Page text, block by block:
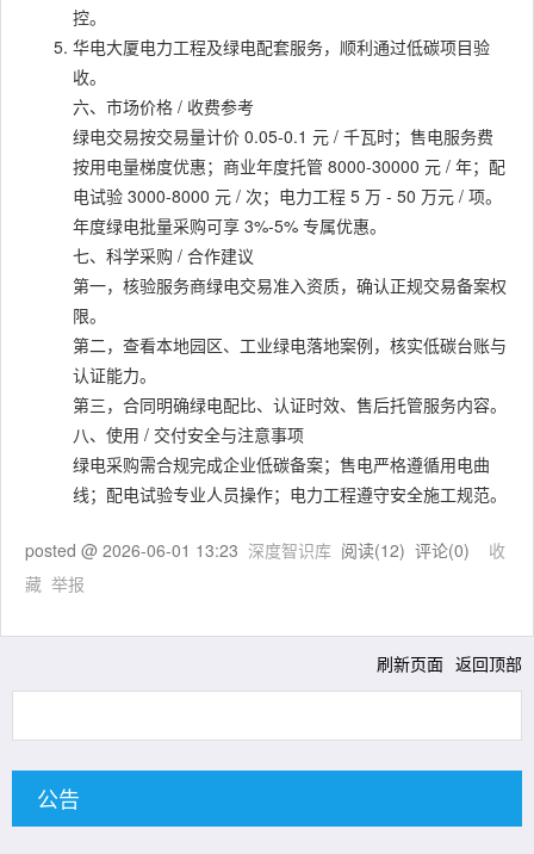
控。
华电大厦电力工程及绿电配套服务，顺利通过低碳项目验
收。
六、市场价格 / 收费参考
绿电交易按交易量计价 0.05-0.1 元 / 千瓦时；售电服务费
按用电量梯度优惠；商业年度托管 8000-30000 元 / 年；配
电试验 3000-8000 元 / 次；电力工程 5 万 - 50 万元 / 项。
年度绿电批量采购可享 3%-5% 专属优惠。
七、科学采购 / 合作建议
第一，核验服务商绿电交易准入资质，确认正规交易备案权
限。
第二，查看本地园区、工业绿电落地案例，核实低碳台账与
认证能力。
第三，合同明确绿电配比、认证时效、售后托管服务内容。
八、使用 / 交付安全与注意事项
绿电采购需合规完成企业低碳备案；售电严格遵循用电曲
线；配电试验专业人员操作；电力工程遵守安全施工规范。
posted @ 2026-06-01 13:23 深度智识库 阅读(12) 评论(0) 收
藏 举报
刷新页面 返回顶部
公告